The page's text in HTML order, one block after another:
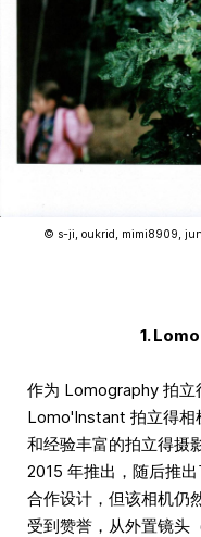
© s-ji, oukrid, mimi8909,
1.
作为 Lomography 拍立
Lomo'Instant 拍立得相
和经验丰富的拍立得摄
2015 年推出，随后推
合作设计，但该相机仍
受到赞誉，从外置镜头